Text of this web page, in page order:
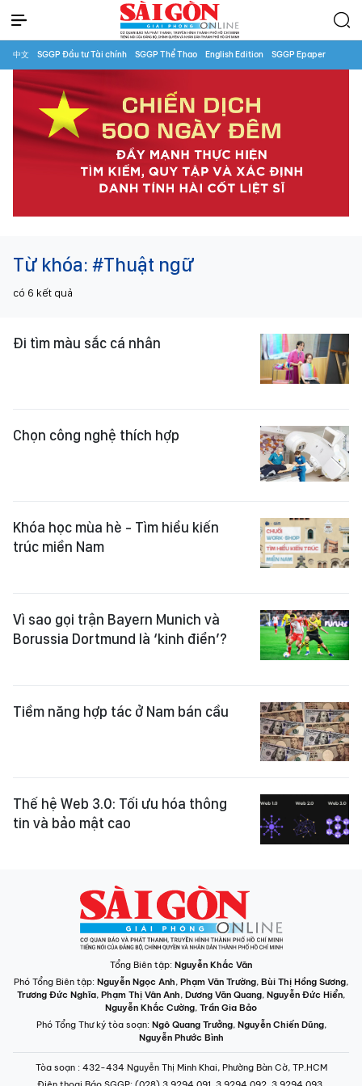
中文 SGGP Đầu tư Tài chính SGGP Thể Thao English Edition SGGP Epaper
Từ khóa: #Thuật ngữ
có 6 kết quả
Đi tìm màu sắc cá nhân
Chọn công nghệ thích hợp
Khóa học mùa hè - Tìm hiểu kiến
trúc miền Nam
Vì sao gọi trận Bayern Munich và
Borussia Dortmund là ‘kinh điển’?
Tiềm năng hợp tác ở Nam bán cầu
Thế hệ Web 3.0: Tối ưu hóa thông
tin và bảo mật cao
Tổng Biên tập: Nguyễn Khắc Văn
Phó Tổng Biên tập: Nguyễn Ngọc Anh, Phạm Văn Trường, Bùi Thị Hồng Sương,
Trương Đức Nghĩa, Phạm Thị Vân Anh, Dương Văn Quang, Nguyễn Đức Hiển,
Nguyễn Khắc Cường, Trần Gia Bảo
Phó Tổng Thư ký tòa soạn: Ngô Quang Trưởng, Nguyễn Chiến Dũng,
Nguyễn Phước Bình
Tòa soạn : 432-434 Nguyễn Thị Minh Khai, Phường Bàn Cờ, TP.HCM